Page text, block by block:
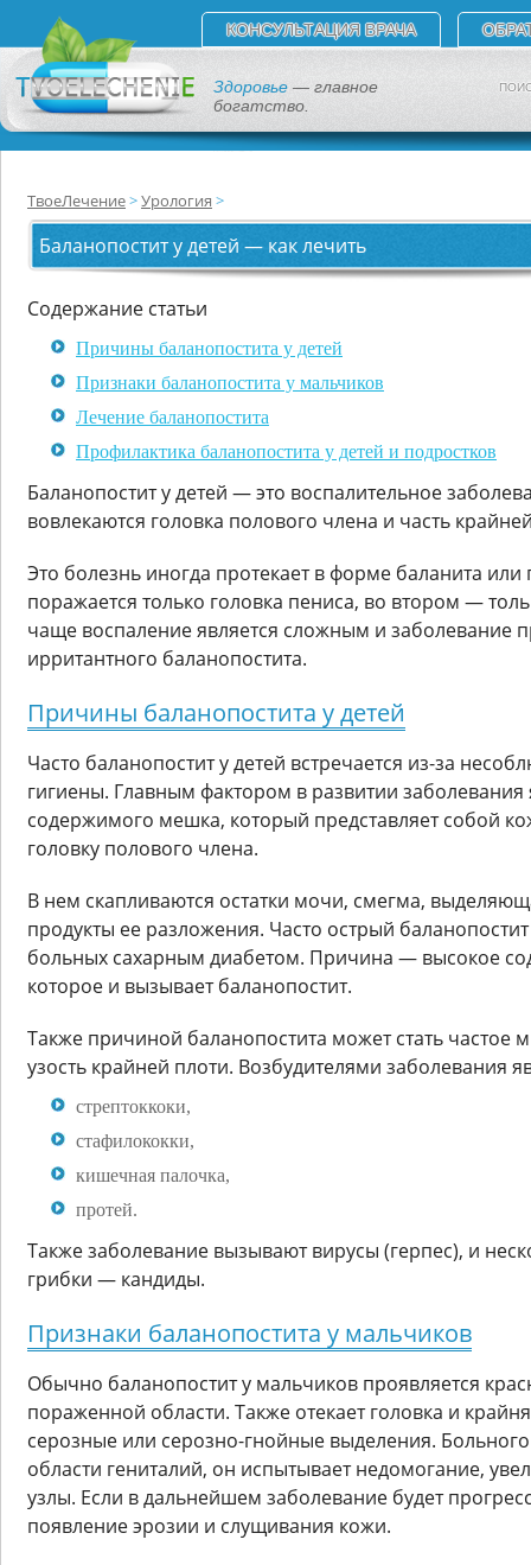
КОНСУЛЬТАЦИЯ ВРАЧА
Здоровье — главное
богатство.
ТвоеЛечение Урология
Баланопостит у детей — как лечить
Содержание статьи
Причины баланопостита у детей
Признаки баланопостита у мальчиков
Лечение баланопостита
Профилактика баланопостита у детей и подростков
Баланопостит у детей — это воспалительное
вовлекаются головка полового члена и часть
Это болезнь иногда протекает в форме баланита или
поражается только головка пениса, во втором —
чаще воспаление является сложным и заболевание
ирритантного баланопостита.
Причины баланопостита у детей
Часто баланопостит у детей встречается из-за
гигиены. Главным фактором в развитии заболевания
содержимого мешка, который представляет собой
головку полового члена.
В нем скапливаются остатки мочи, смегма,
продукты ее разложения. Часто острый баланопостит
больных сахарным диабетом. Причина — высокое
которое и вызывает баланопостит.
Также причиной баланопостита может стать частое
узость крайней плоти. Возбудителями заболевания
стрептоккоки,
стафилококки,
кишечная палочка,
протей.
Также заболевание вызывают вирусы (герпес), и
грибки — кандиды.
Признаки баланопостита у мальчиков
Обычно баланопостит у мальчиков проявляется
пораженной области. Также отекает головка и
серозные или серозно-гнойные выделения.
области гениталий, он испытывает недомогание,
узлы. Если в дальнейшем заболевание будет
появление эрозии и слущивания кожи.